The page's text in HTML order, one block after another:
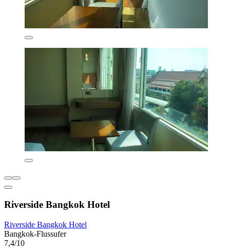
Riverside Bangkok Hotel
Riverside Bangkok Hotel
Bangkok-Flussufer
7,4/10